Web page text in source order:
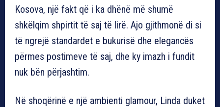
Kosova, një fakt që i ka dhënë më shumë
shkëlqim shpirtit të saj të lirë. Ajo gjithmonë di si
të ngrejë standardet e bukurisë dhe elegancës
përmes postimeve të saj, dhe ky imazh i fundit
nuk bën përjashtim.
Në shoqërinë e një ambienti glamour, Linda duket